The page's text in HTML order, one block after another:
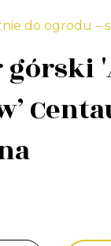
do ogrodu –
górski